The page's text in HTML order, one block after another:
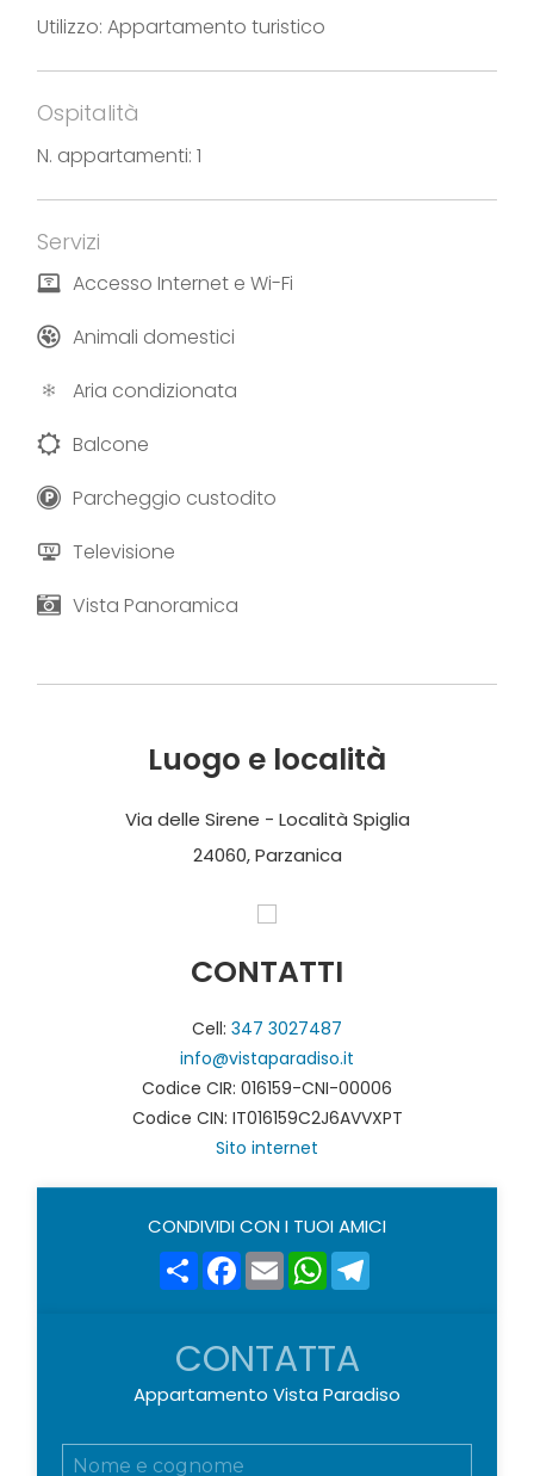
Utilizzo: Appartamento turistico
Ospitalità
N. appartamenti: 1
Servizi
Accesso Internet e Wi-Fi
Animali domestici
Aria condizionata
Balcone
Parcheggio custodito
Televisione
Vista Panoramica
Luogo e località
Via delle Sirene - Località Spiglia
24060, Parzanica
CONTATTI
Cell: 347 3027487
info@vistaparadiso.it
Codice CIR: 016159-CNI-00006
Codice CIN: IT016159C2J6AVVXPT
Sito internet
CONDIVIDI CON I TUOI AMICI
ShareFacebook
EmailWhatsApp
CONTATTA
Appartamento Vista Paradiso
N